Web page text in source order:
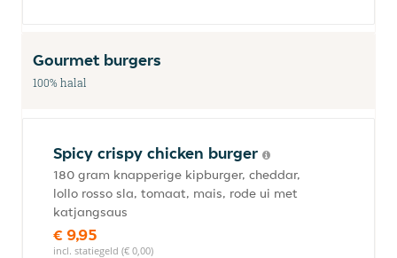
Gourmet burgers
100% halal
Spicy crispy chicken burger
180 gram knapperige kipburger, cheddar,
lollo rosso sla, tomaat, mais, rode ui met
katjangsaus
€ 9,95
incl. statiegeld (€ 0,00)